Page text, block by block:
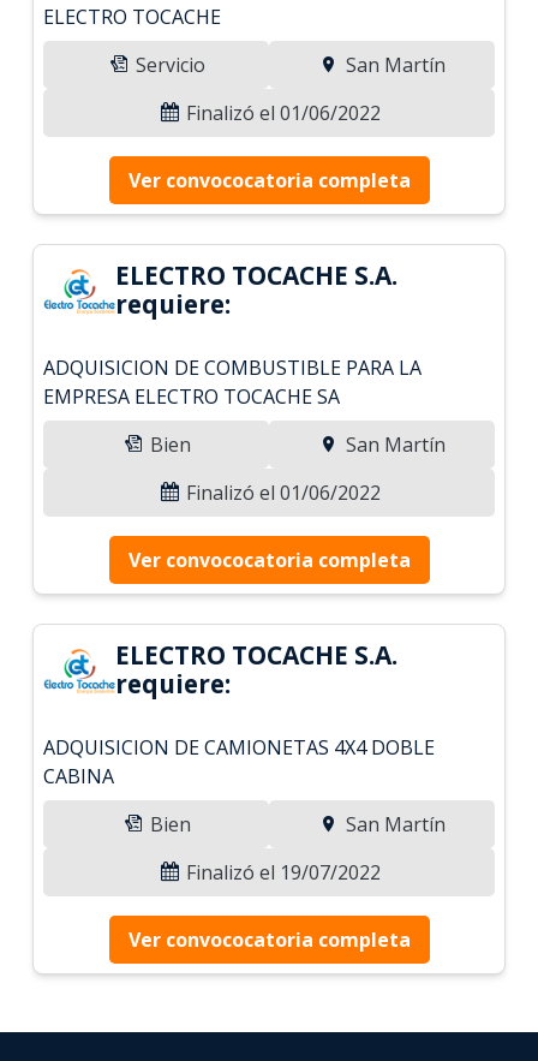
ELECTRO TOCACHE
Servicio
San Martín
Finalizó el 01/06/2022
Ver convococatoria completa
ELECTRO TOCACHE S.A.
requiere:
ADQUISICION DE COMBUSTIBLE PARA LA
EMPRESA ELECTRO TOCACHE SA
Bien
San Martín
Finalizó el 01/06/2022
Ver convococatoria completa
ELECTRO TOCACHE S.A.
requiere:
ADQUISICION DE CAMIONETAS 4X4 DOBLE
CABINA
Bien
San Martín
Finalizó el 19/07/2022
Ver convococatoria completa